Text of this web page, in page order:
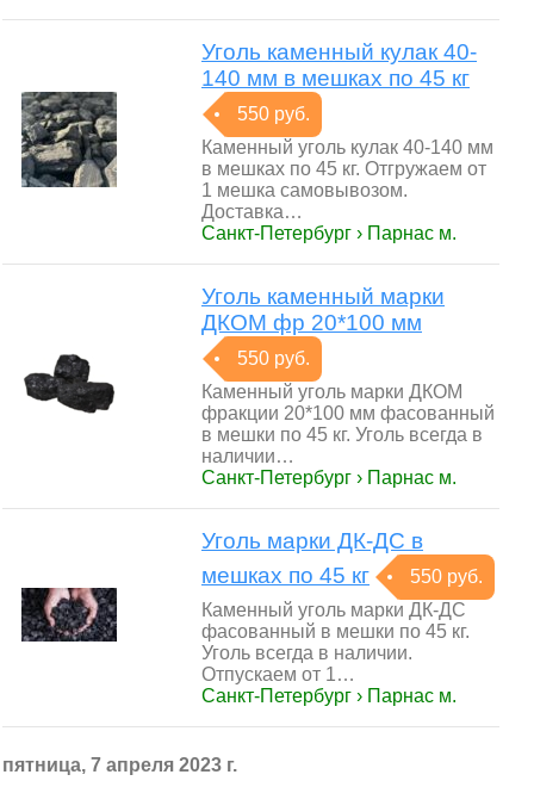
Уголь каменный кулак 40-
140 мм в мешках по 45 кг
550 руб.
Каменный уголь кулак 40-140 мм
в мешках по 45 кг. Отгружаем от
1 мешка самовывозом.
Доставка…
Санкт-Петербург › Парнас м.
Уголь каменный марки
ДКОМ фр 20*100 мм
550 руб.
Каменный уголь марки ДКОМ
фракции 20*100 мм фасованный
в мешки по 45 кг. Уголь всегда в
наличии…
Санкт-Петербург › Парнас м.
Уголь марки ДК-ДС в
мешках по 45 кг
550 руб.
Каменный уголь марки ДК-ДС
фасованный в мешки по 45 кг.
Уголь всегда в наличии.
Отпускаем от 1…
Санкт-Петербург › Парнас м.
пятница, 7 апреля 2023 г.